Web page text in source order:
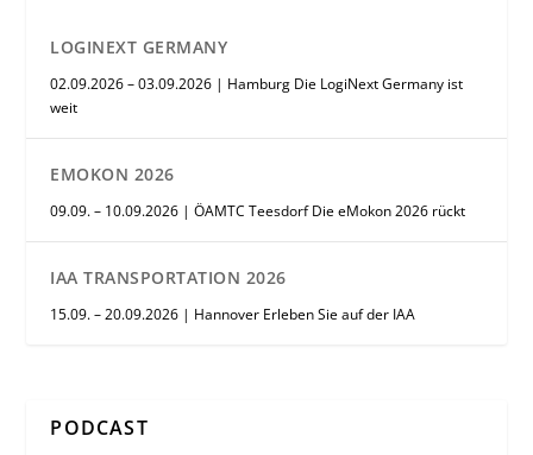
LOGINEXT GERMANY
02.09.2026 – 03.09.2026 | Hamburg Die LogiNext Germany ist
weit
EMOKON 2026
09.09. – 10.09.2026 | ÖAMTC Teesdorf Die eMokon 2026 rückt
IAA TRANSPORTATION 2026
15.09. – 20.09.2026 | Hannover Erleben Sie auf der IAA
PODCAST